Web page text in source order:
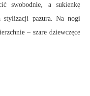
swobodnie, a sukienkę
stylizacji pazura. Na nogi
– szare dziewczęce